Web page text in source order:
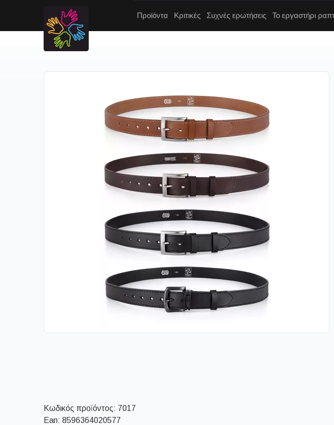
Προϊόντα Κριτικές Συχνές ερωτήσεις Το εργαστήρι
Κωδικός προϊόντος: 7017
Ean: 8596364020577